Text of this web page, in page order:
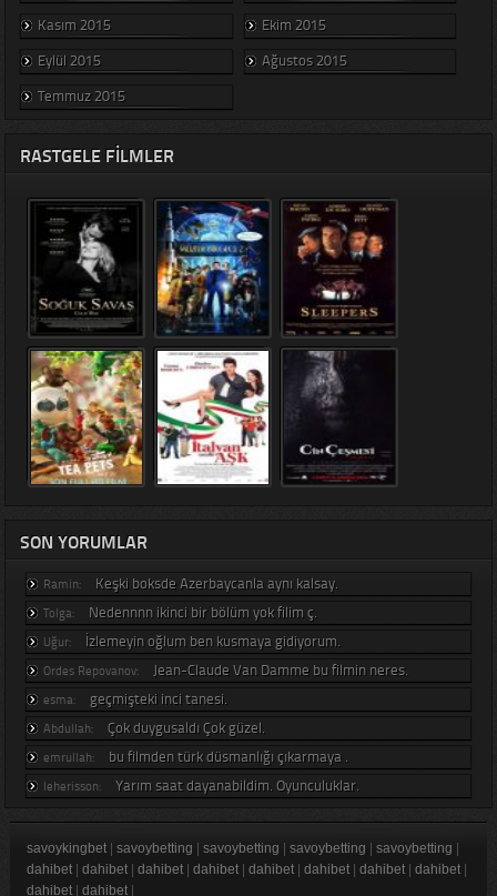
Kasım 2015
Ekim 2015
Eylül 2015
Ağustos 2015
Temmuz 2015
RASTGELE FILMLER
SON YORUMLAR
Ramin: Keşki boksde Azerbaycanla aynı kalsay.
Tolga: Nedennnn ikinci bir bölüm yok filim ç.
Uğur: İzlemeyin oğlum ben kusmaya gidiyorum.
Ordes Repovanov: Jean-Claude Van Damme bu filmin neres.
esma: geçmişteki inci tanesi.
Abdullah: Çok duygusaldı Çok güzel.
emrullah: bu filmden türk düsmanlığı çıkarmaya .
leherisson: Yarım saat dayanabildim. Oyunculuklar.
savoykingbet| savoybetting | savoybetting | savoybetting | savoybetting |
dahibet| dahibet| dahibet| dahibet| dahibet| dahibet| dahibet| dahibet|
dahibet| dahibet|